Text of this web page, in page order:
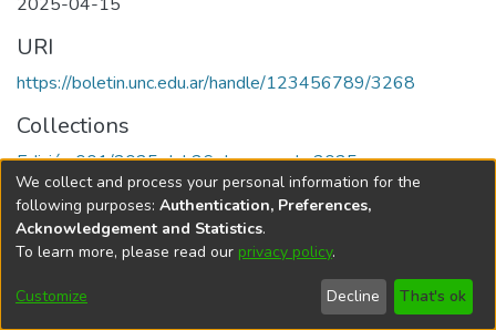
URI
https://boletin.unc.edu.ar/handle/123456789/3268
Collections
Edición 001/2025 del 26 de mayo de 2025
Universidad Nacional de Córdoba
We collect and process your personal information for the
following purposes: Authentication, Preferences,
Acknowledgement and Statistics.
To learn more, please read our privacy policy.
Customize Decline That's ok